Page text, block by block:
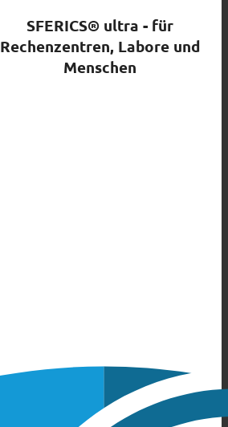
SFERICS® ultra - für
Rechenzentren, Labore und
Menschen